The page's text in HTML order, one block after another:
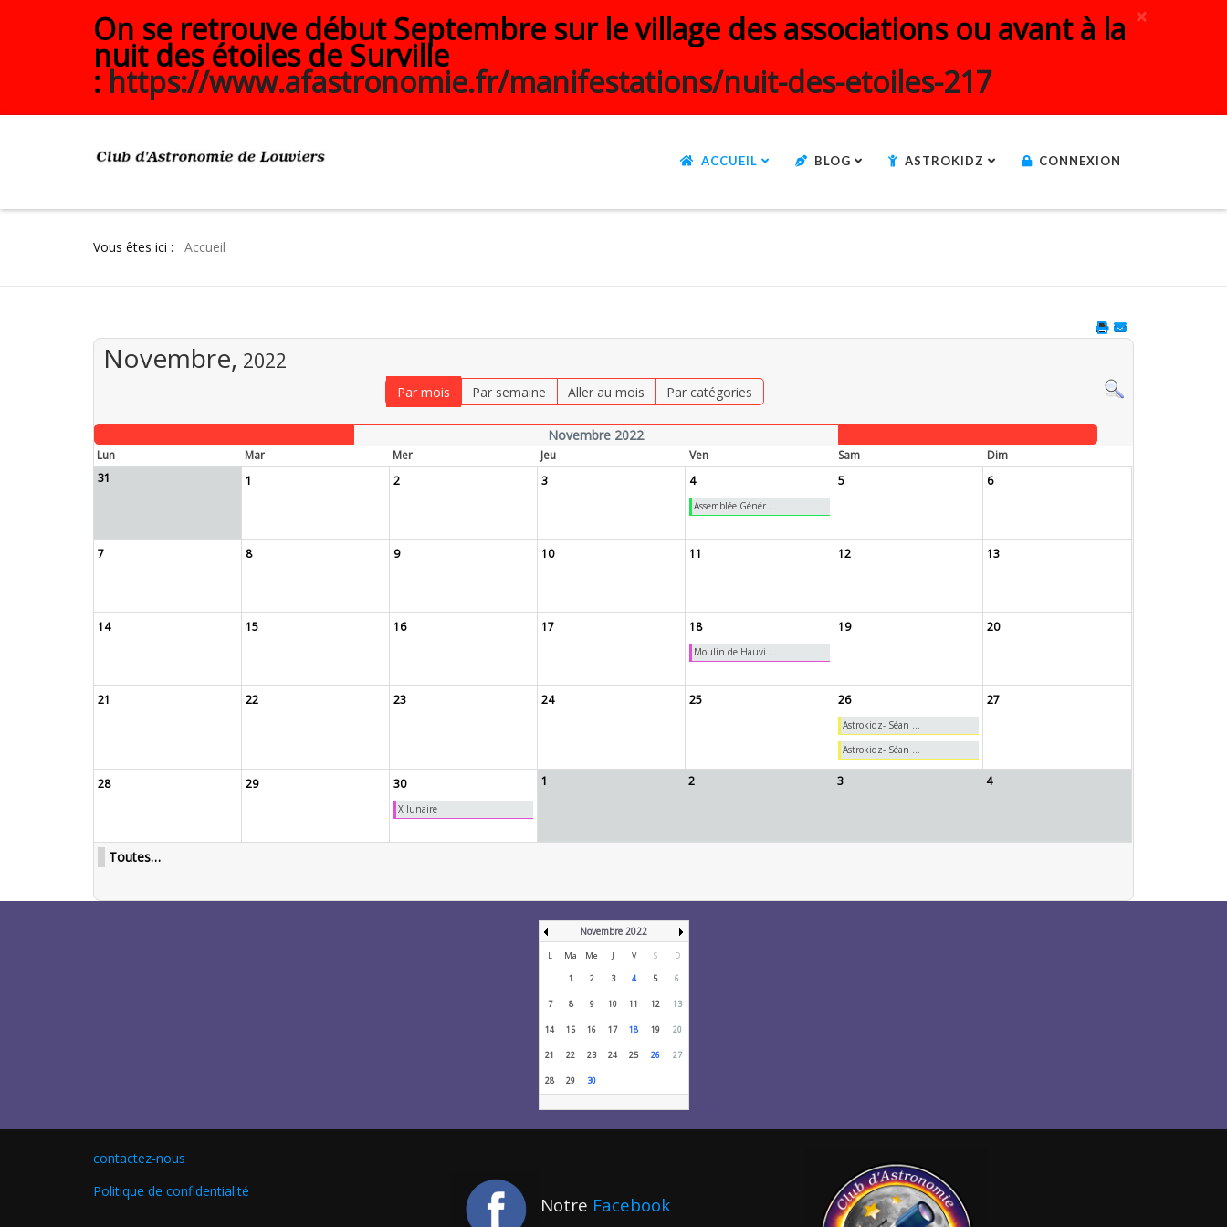
×
On se retrouve début Septembre sur le village des associations ou avant à la
nuit des étoiles de Surville
: https://www.afastronomie.fr/manifestations/nuit-des-etoiles-217
ACCUEIL BLOG ASTROKIDZ CONNEXION
Vous êtes ici : Accueil
Novembre, 2022
Par mois Par semaine Aller au mois Par catégories
Novembre 2022
Lun Mar Mer Jeu Ven Sam
Dim
31
1 2 3 4
Assemblée Génér ...
5 6
7 8 9 10 11 12 13
14 15 16 17 18
Moulin de Hauvi ...
19 20
21 22 23 24 25 26
Astrokidz- Séan ...
Astrokidz- Séan ...
27
28 29 30
X lunaire
1 2 3 4
Toutes…
Novembre 2022
L Ma Me J V S
D
1
2 3 4 5 6
7 8 9 10 11 12 13
14 15 16 17 18 19 20
21 22 23 24 25 26 27
28 29 30
contactez-nous
Politique de confidentialité
Notre Facebook